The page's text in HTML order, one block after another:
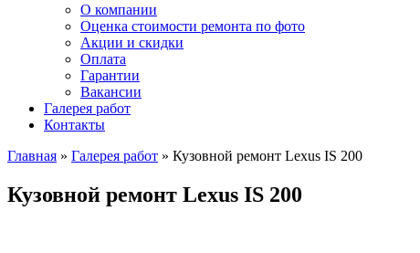
О компании
Оценка стоимости ремонта по фото
Акции и скидки
Оплата
Гарантии
Вакансии
Галерея работ
Контакты
Главная » Галерея работ » Кузовной ремонт Lexus IS 200
Кузовной ремонт Lexus IS 200